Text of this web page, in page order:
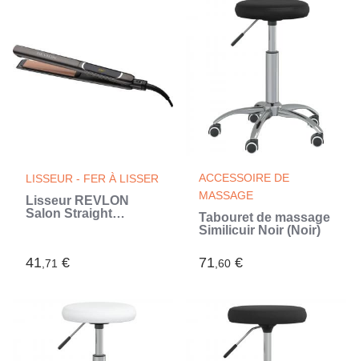
LISSEUR - FER À LISSER
Lisseur REVLON
Salon Straight
235°C (Blanc)
41,71 €
ACCESSOIRE DE
MASSAGE
Tabouret de massage
Similicuir Noir (Noir)
71,60 €